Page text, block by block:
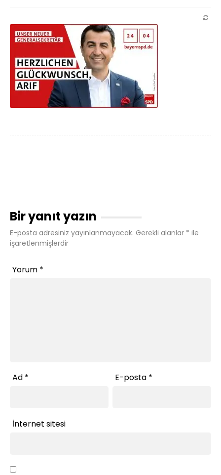
Bir yanıt yazın
E-posta adresiniz yayınlanmayacak. Gerekli alanlar * ile
işaretlenmişlerdir
Yorum *
Ad * E-posta *
İnternet sitesi